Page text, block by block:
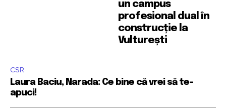
un campus
profesional dual în
construcție la
Vulturești
CSR
Laura Baciu, Narada: Ce bine că vrei să te-
apuci!